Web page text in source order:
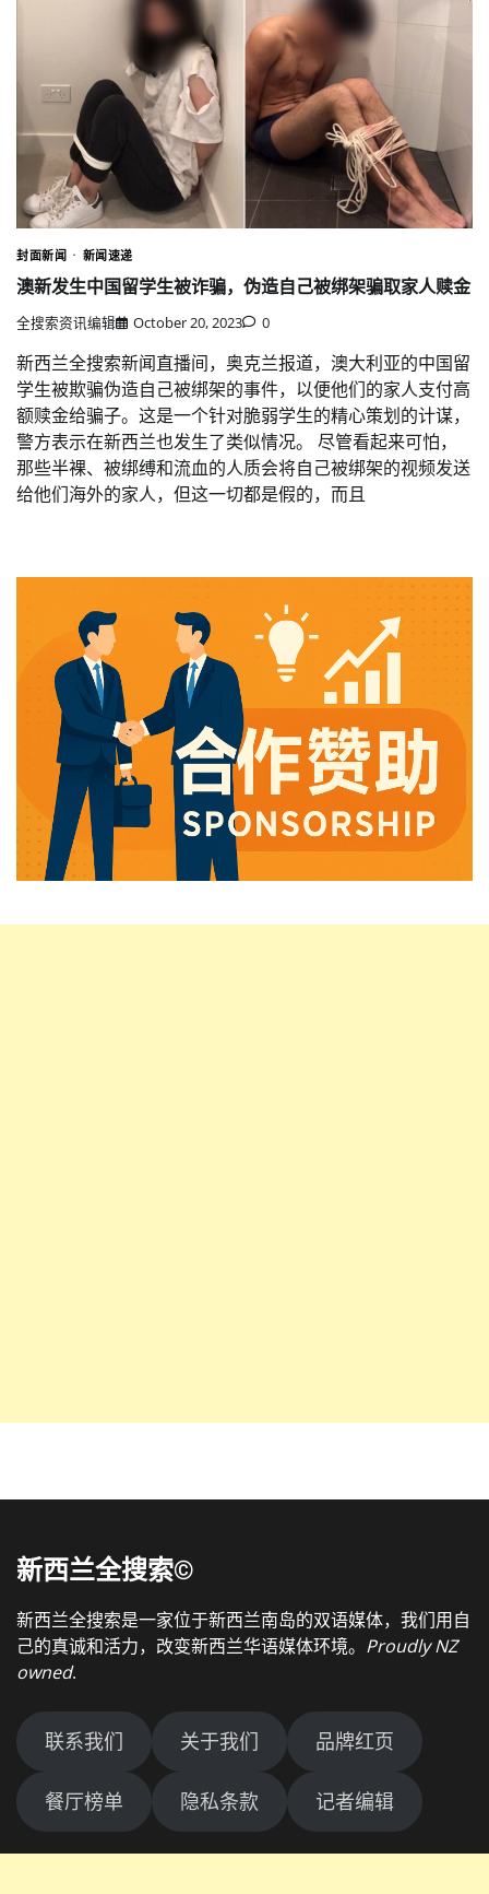
封面新闻 新闻速递
澳新发生中国留学生被诈骗，伪造自己被绑架骗取家人赎金
全搜索资讯编辑 October 20, 2023 0
新西兰全搜索新闻直播间，奥克兰报道，澳大利亚的中国留
学生被欺骗伪造自己被绑架的事件，以便他们的家人支付高
额赎金给骗子。这是一个针对脆弱学生的精心策划的计谋，
警方表示在新西兰也发生了类似情况。 尽管看起来可怕，
那些半裸、被绑缚和流血的人质会将自己被绑架的视频发送
给他们海外的家人，但这一切都是假的，而且
新西兰全搜索©
新西兰全搜索是一家位于新西兰南岛的双语媒体，我们用自
己的真诚和活力，改变新西兰华语媒体环境。 Proudly NZ
owned.
联系我们 关于我们 品牌红页
餐厅榜单 隐私条款 记者编辑